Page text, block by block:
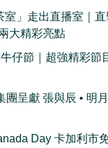
室」走出直播室｜
大精彩亮點
仔節｜超強精彩節
團呈獻 張與辰 • 明
Day 卡加利市